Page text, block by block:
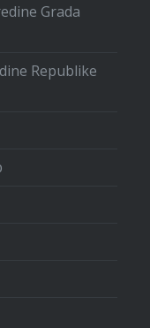
Grada
Republike